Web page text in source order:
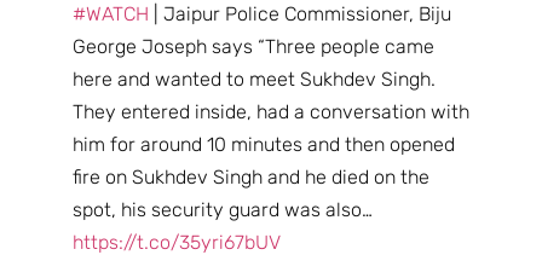
#WATCH | Jaipur Police Commissioner, Biju
George Joseph says “Three people came
here and wanted to meet Sukhdev Singh.
They entered inside, had a conversation with
him for around 10 minutes and then opened
fire on Sukhdev Singh and he died on the
spot, his security guard was also…
https://t.co/35yri67bUV